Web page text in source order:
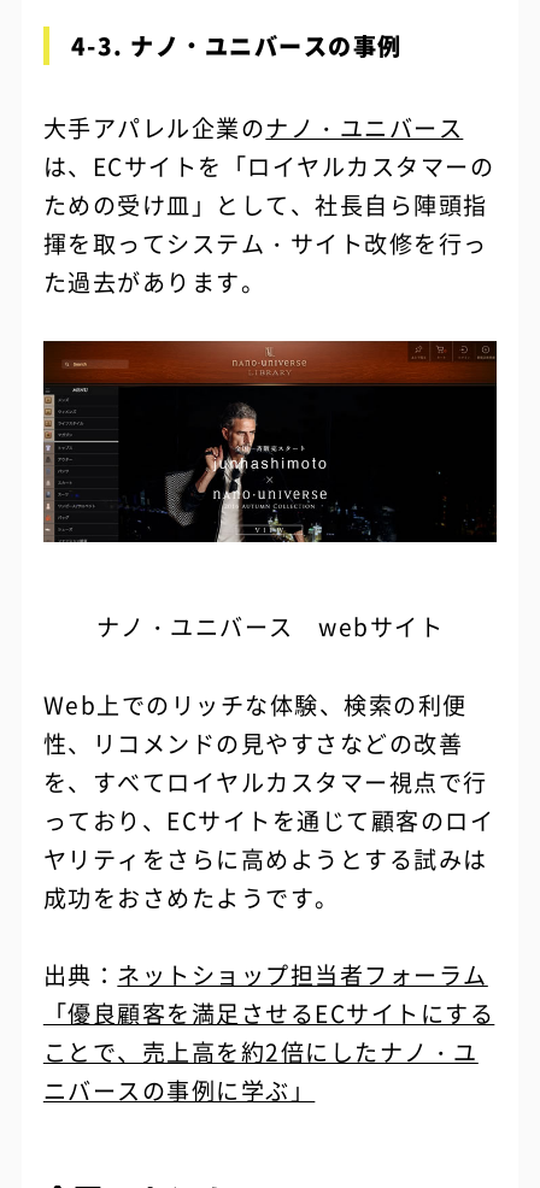
4-3. ナノ・ユニバースの事例
大手アパレル企業のナノ・ユニバース
は、ECサイトを「ロイヤルカスタマーの
ための受け皿」として、社長自ら陣頭指
揮を取ってシステム・サイト改修を行っ
た過去があります。
ナノ・ユニバース webサイト
Web上でのリッチな体験、検索の利便
性、リコメンドの見やすさなどの改善
を、すべてロイヤルカスタマー視点で行
っており、ECサイトを通じて顧客のロイ
ヤリティをさらに高めようとする試みは
成功をおさめたようです。
出典： ネットショップ担当者フォーラム
「優良顧客を満足させるECサイトにする
ことで、売上高を約2倍にしたナノ・ユ
ニバースの事例に学ぶ」